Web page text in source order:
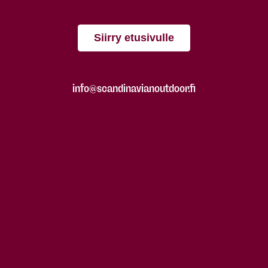
Siirry etusivulle
info@scandinavianoutdoor.fi